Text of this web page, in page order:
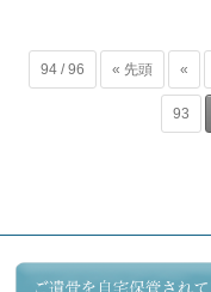
94 / 96 « 先頭 «
93